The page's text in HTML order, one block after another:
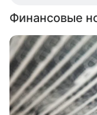
Финансовые